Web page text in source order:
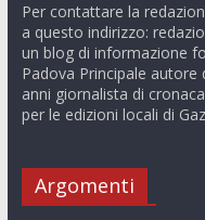
Per contattare la
a questo indirizzo:
un blog di informazione
Padova Principale
anni giornalista di
per le edizioni locali di
Argomenti